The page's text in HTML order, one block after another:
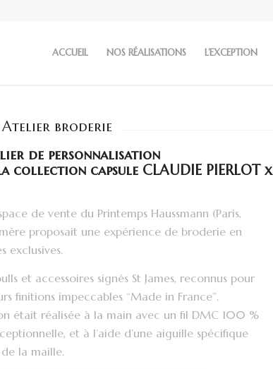
ACCUEIL NOS RÉALISATIONS L’EXCEPTION
broderie
de personnalisation
collection capsule CLAUDIE PIERLOT x
de vente du Printemps Haussmann (Paris,
proposait une expérience de broderie en
exclusives.
et accessoires signés St James, reconnus pour
finitions impeccables “Made in France”.
était réalisée à la main avec un fil DMC 100 %
et à l’aide d’une aiguille spécifique
la maille.